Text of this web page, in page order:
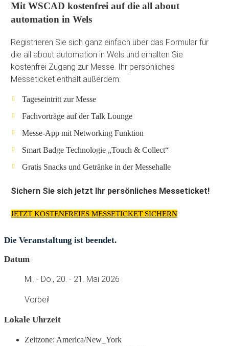
Mit WSCAD kostenfrei auf die all about
automation in Wels
Registrieren Sie sich ganz einfach über das Formular für
die all about automation in Wels und erhalten Sie
kostenfrei Zugang zur Messe. Ihr persönliches
Messeticket enthält außerdem:
Tageseintritt zur Messe
Fachvorträge auf der Talk Lounge
Messe-App mit Networking Funktion
Smart Badge Technologie „Touch & Collect“
Gratis Snacks und Getränke in der Messehalle
Sichern Sie sich jetzt Ihr persönliches Messeticket!
JETZT KOSTENFREIES MESSETICKET SICHERN
Die Veranstaltung ist beendet.
Datum
Mi. - Do., 20. - 21. Mai 2026
Vorbei!
Lokale Uhrzeit
Zeitzone: America/New_York